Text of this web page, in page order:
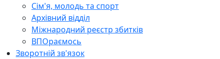
Сім'я, молодь та спорт
Архівний відділ
Міжнародний реєстр збитків
ВПОраємось
Зворотній зв'язок